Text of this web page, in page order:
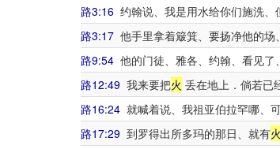
路3:16 约翰说、我是用水给你们施洗
路3:17 他手里拿着簸箕、要扬净他的
路9:54 他的门徒、雅各、约翰、看见
路12:49 我来要把火 丢在地上．倘若已
路16:24 就喊着说、我祖亚伯拉罕哪、
路17:29 到罗得出所多玛的那日、就有火